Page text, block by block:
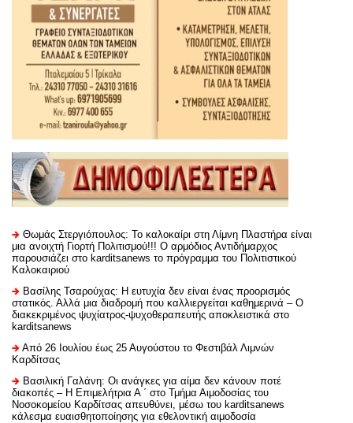
Θωμάς Στεργιόπουλος: Το καλοκαίρι στη Λίμνη Πλαστήρα είναι
μια ανοιχτή Γιορτή Πολιτισμού!!! Ο αρμόδιος Αντιδήμαρχος
παρουσιάζει στο karditsanews το πρόγραμμα του Πολιτιστικού
Καλοκαιριού
Βασίλης Τσαρούχας: Η ευτυχία δεν είναι ένας προορισμός
στατικός. Αλλά μια διαδρομή που καλλιεργείται καθημερινά – Ο
διακεκριμένος ψυχίατρος-ψυχοθεραπευτής αποκλειστικά στο
karditsanews
Από 26 Ιουλίου έως 25 Αυγούστου το Φεστιβάλ Λιμνών
Καρδίτσας
Βασιλική Γαλάνη: Οι ανάγκες για αίμα δεν κάνουν ποτέ
διακοπές – Η Επιμελήτρια Α ΄ στο Τμήμα Αιμοδοσίας του
Νοσοκομείου Καρδίτσας απευθύνει, μέσω του karditsanews
κάλεσμα ευαισθητοποίησης για εθελοντική αιμοδοσία